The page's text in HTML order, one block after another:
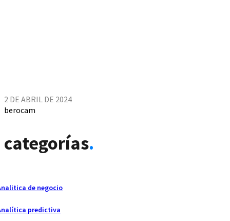
2 DE ABRIL DE 2024
berocam
categorías.
de negocio
predictiva